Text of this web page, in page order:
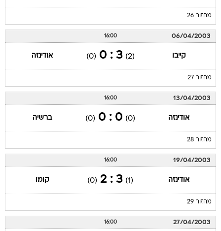
מחזור 26
06/04/2003
16:00
קייבו (2)
3 : 0
(0) אודינזה
מחזור 27
13/04/2003
16:00
אודינזה (0)
0 : 0
(0) ברשיה
מחזור 28
19/04/2003
16:00
אודינזה (1)
3 : 2
(0) קומו
מחזור 29
27/04/2003
16:00